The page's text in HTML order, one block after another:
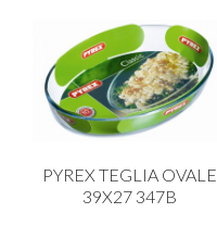
PYREX TEGLIA OVALE
39X27 347B